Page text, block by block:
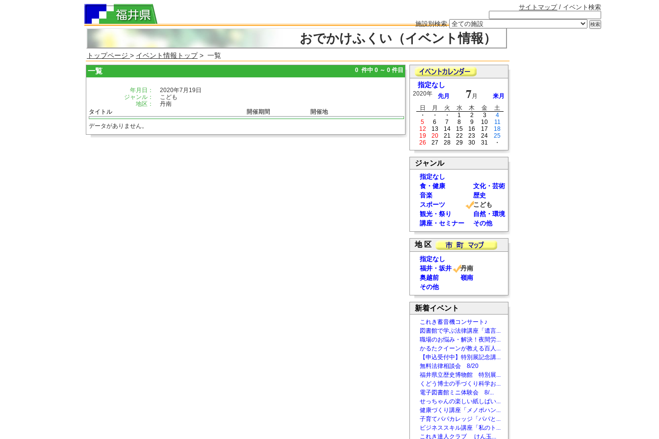
サイトマップ/ イベント検索
施設別検索
おでかけふくい（イベント情報）
トップページ > イベント情報トップ> 一覧
一覧 0 件中 0 ～ 0 件目
年月日：
2020年7月19日
ジャンル：
こども
地区：
丹南
タイトル
開催期間 開催地
データがありません。
指定なし
2020年 先月 7 月
来月
日
月 火 水 木 金
土
・
・ ・ 1 2 3
4
5
6 7 8 9 10
11
12
13 14 15 16 17
18
19
20 21 22 23 24
25
26
27 28 29 30 31 ・
ジャンル
指定なし
食・健康
文化・芸術
音楽
歴史
スポーツ
こども
観光・祭り
自然・環境
講座・セミナー
その他
地 区
指定なし
福井・坂井
丹南
奥越前
嶺南
その他
新着イベント
これき蓄音機コンサート♪
図書館で学ぶ法律講座「遺言...
職場のお悩み・解決！夜間労...
かるたクイーンが教える百人...
【申込受付中】特別展記念講...
無料法律相談会 8/20
福井県立歴史博物館 特別展...
くどう博士の手づくり科学お...
電子図書館ミニ体験会 8/...
せっちゃんの楽しい紙しばい...
健康づくり講座「メノポハン...
子育てパパカレッジ「パパと...
ビジネススキル講座「私のト...
これき達人クラブ けん玉...